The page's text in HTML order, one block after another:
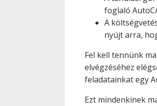
foglaló
A
nyújt arra,
Fel kell tennünk
elvégzéséhez
feladatainkat egy
Ezt mindenkinek